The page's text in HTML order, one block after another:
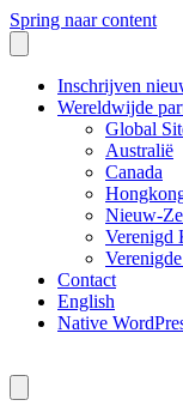
Spring naar content
Inschrijven
Wereldwijde
Global
Australië
Canada
Nieuw-
Verenigd
Contact
English
Native